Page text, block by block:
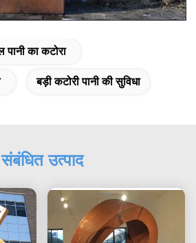
पानी का कटोरा
बड़ी कटोरी पानी की सुविधा
संबंधित उत्पाद